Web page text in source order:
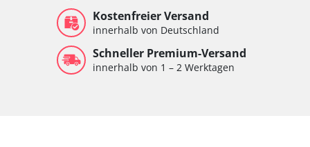
Kostenfreier Versand
innerhalb von Deutschland
Schneller Premium-Versand
innerhalb von 1 – 2 Werktagen